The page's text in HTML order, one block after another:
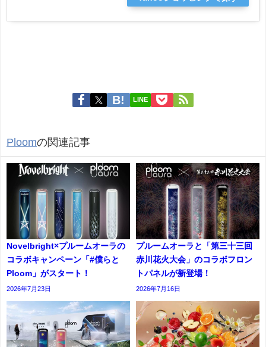
LINE
Ploomの関連記事
Novelbright×プルームオーラの
コラボキャンペーン「#僕らと
Ploom」がスタート！
2026年7月23日
プルームオーラと「第三十三回
赤川花火大会」のコラボフロン
トパネルが新登場！
2026年7月16日